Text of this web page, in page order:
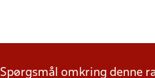
Spørgsmål omkring denne